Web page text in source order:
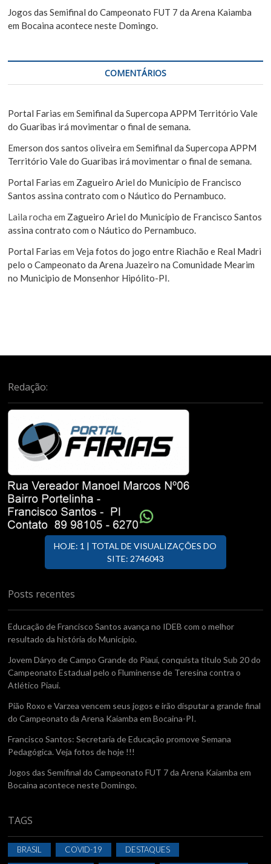
Jogos das Semifinal do Campeonato FUT 7 da Arena Kaiamba
em Bocaina acontece neste Domingo.
COMENTÁRIOS
Portal Farias emSemifinal da Supercopa APPM Território Vale
do Guaribas irá movimentar o final de semana.
Emerson dos santos oliveira emSemifinal da Supercopa APPM
Território Vale do Guaribas irá movimentar o final de semana.
Portal Farias em Zagueiro Ariel do Município de Francisco
Santos assina contrato com o Náutico do Pernambuco.
Laila rocha em Zagueiro Ariel do Município de Francisco Santos
assina contrato com o Náutico do Pernambuco.
Portal Farias emVeja fotos do jogo entre Riachão e Real Madri
pelo o Campeonato da Arena Juazeiro na Comunidade Mearim
no Municipio de Monsenhor Hipólito-PI.
Redação:
HOJE: 1 | TOTAL DE VISUALIZAÇÕES DO
SITE: 2746043
Posts recentes
Educação de Francisco Santos avança no IDEB com o melhor
resultado da história do Município.
Jovem Dáryo de Campo Grande do Piauí, conquista titulo Sub 20 do
Campeonato Estadual pelo o Fluminense de Teresina contra o
Atlético Piaui.
Pião Roxo e Varzea vencem seus jogos e irão disputar a grande final
do Campeonato da Arena Kaiamba em Bocaina-PI.
Francisco Santos: Secretaria de Educação promove Semana
Pedagógica. Veja fotos de hoje !!!
Jogos das Semifinal do Campeonato FUT 7 da Arena Kaiamba em
Bocaina acontece neste Domingo.
TAGS
BRASIL COVID-19 DESTAQUES